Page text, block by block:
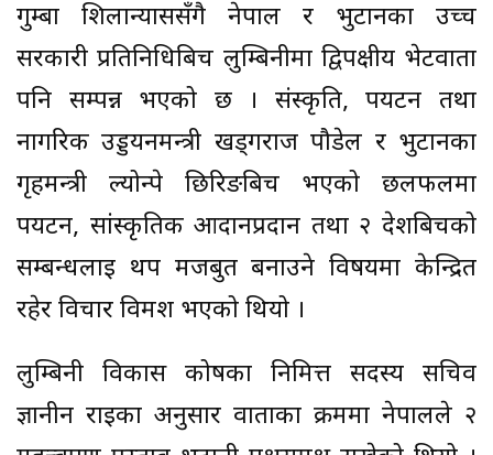
गुम्बा शिलान्याससँगै नेपाल र भुटानका उच्च
सरकारी प्रतिनिधिबिच लुम्बिनीमा द्विपक्षीय भेटवार्ता
पनि सम्पन्न भएको छ । संस्कृति, पर्यटन तथा
नागरिक उड्डयनमन्त्री खड्गराज पौडेल र भुटानका
गृहमन्त्री ल्योन्पे छिरिङबिच भएको छलफलमा
पर्यटन, सांस्कृतिक आदानप्रदान तथा २ देशबिचको
सम्बन्धलाई थप मजबुत बनाउने विषयमा केन्द्रित
रहेर विचार विमर्श भएको थियो ।
लुम्बिनी विकास कोषका निमित्त सदस्य सचिव
ज्ञानीन राईका अनुसार वार्ताका क्रममा नेपालले २